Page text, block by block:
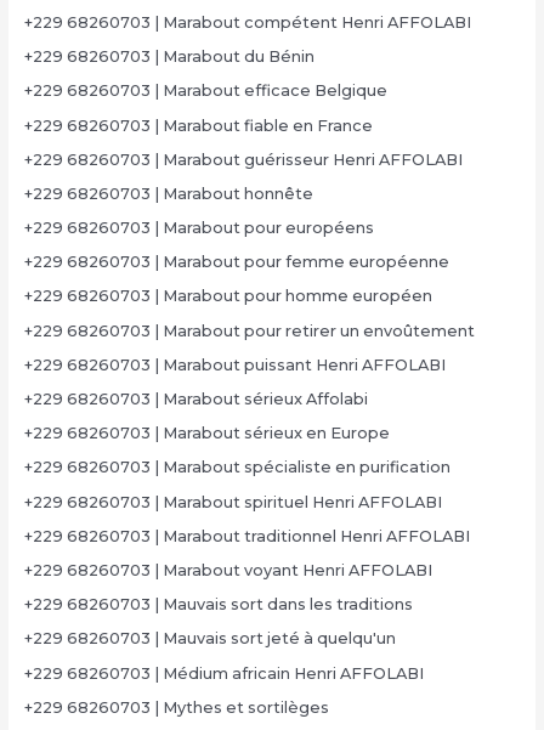
+229 68260703 | Marabout compétent Henri AFFOLABI
+229 68260703 | Marabout du Bénin
+229 68260703 | Marabout efficace Belgique
+229 68260703 | Marabout fiable en France
+229 68260703 | Marabout guérisseur Henri AFFOLABI
+229 68260703 | Marabout honnête
+229 68260703 | Marabout pour européens
+229 68260703 | Marabout pour femme européenne
+229 68260703 | Marabout pour homme européen
+229 68260703 | Marabout pour retirer un envoûtement
+229 68260703 | Marabout puissant Henri AFFOLABI
+229 68260703 | Marabout sérieux Affolabi
+229 68260703 | Marabout sérieux en Europe
+229 68260703 | Marabout spécialiste en purification
+229 68260703 | Marabout spirituel Henri AFFOLABI
+229 68260703 | Marabout traditionnel Henri AFFOLABI
+229 68260703 | Marabout voyant Henri AFFOLABI
+229 68260703 | Mauvais sort dans les traditions
+229 68260703 | Mauvais sort jeté à quelqu'un
+229 68260703 | Médium africain Henri AFFOLABI
+229 68260703 | Mythes et sortilèges